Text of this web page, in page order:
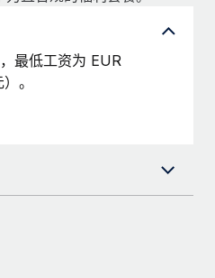
备
key to maintaining
最低工资为 EUR
。